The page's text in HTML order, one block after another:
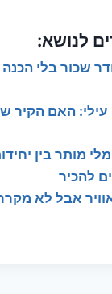
לנושא:
שכור בלי הכנה
האם הקיר
מותר בין
להכיר
אבל לא